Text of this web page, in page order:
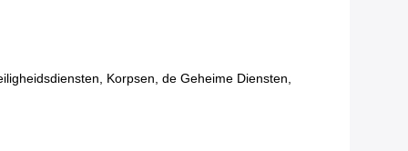
Korpsen, de Geheime Diensten,